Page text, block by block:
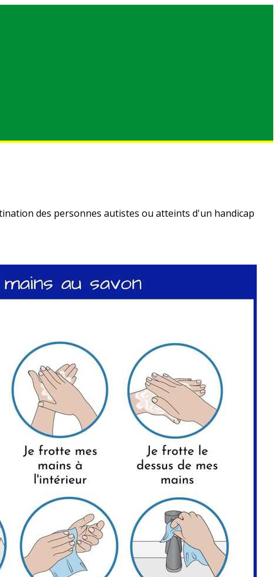
des personnes autistes ou atteints d'un handicap